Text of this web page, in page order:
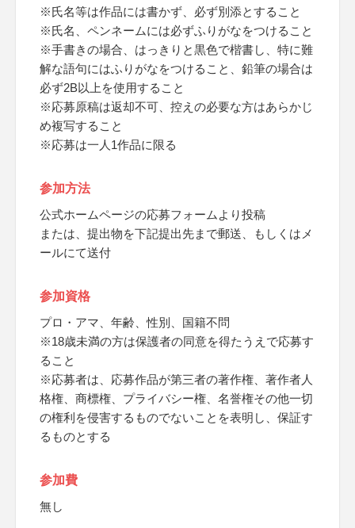
※氏名等は作品には書かず、必ず別添とすること
※氏名、ペンネームには必ずふりがなをつけること
※手書きの場合、はっきりと黒色で楷書し、特に難
解な語句にはふりがなをつけること、鉛筆の場合は
必ず2B以上を使用すること
※応募原稿は返却不可、控えの必要な方はあらかじ
め複写すること
※応募は一人1作品に限る
参加方法
公式ホームページの応募フォームより投稿
または、提出物を下記提出先まで郵送、もしくはメ
ールにて送付
参加資格
プロ・アマ、年齢、性別、国籍不問
※18歳未満の方は保護者の同意を得たうえで応募す
ること
※応募者は、応募作品が第三者の著作権、著作者人
格権、商標権、プライバシー権、名誉権その他一切
の権利を侵害するものでないことを表明し、保証す
るものとする
参加費
無し